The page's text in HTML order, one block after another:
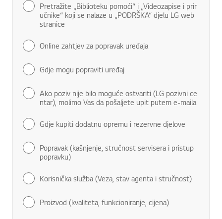
Pretražite „Biblioteku pomoći“ i „Videozapise i prir
učnike“ koji se nalaze u „PODRŠKA“ djelu LG web
stranice
Online zahtjev za popravak uređaja
Gdje mogu popraviti uređaj
Ako poziv nije bilo moguće ostvariti (LG pozivni ce
ntar), molimo Vas da pošaljete upit putem e-maila
Gdje kupiti dodatnu opremu i rezervne djelove
Popravak (kašnjenje, stručnost servisera i pristup
popravku)
Korisnička služba (Veza, stav agenta i stručnost)
Proizvod (kvaliteta, funkcioniranje, cijena)